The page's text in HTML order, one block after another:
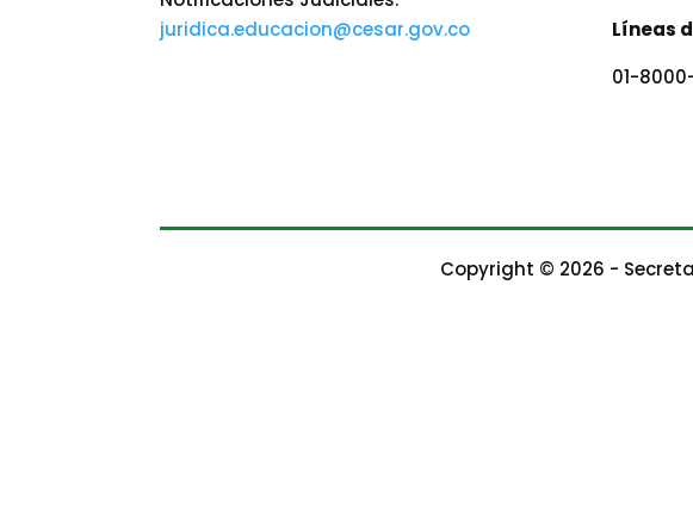
juridica.educacion@cesar.gov.co
Líneas
01-
Copyright © 2026 -